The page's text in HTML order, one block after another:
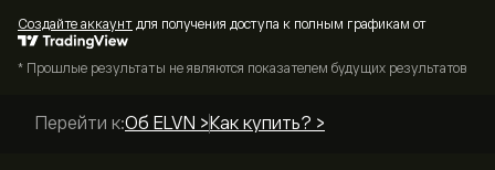
Cоздайте аккаунт для получения доступа к полным графикам от
* Прошлые результаты не являются показателем будущих результатов
Перейти к:Об ELVN > Как купить? >